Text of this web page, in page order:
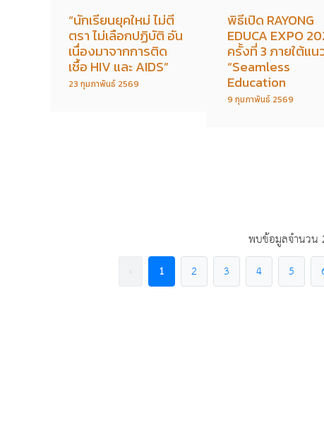
“นักเรียนยุคใหม่ ไม่ตี
ตรา ไม่เลือกปฏิบัติ อัน
เนื่องมาจากการติด
เชื้อ HIV และ AIDS”
23 กุมภาพันธ์ 2569
พิธีเปิด RAYONG
EDUCA EXPO
ครั้งที่ 3 ภายใต้แน
“Seamless
Education
9 กุมภาพันธ์ 2569
พบข้อมูลจำนวน
‹ 1 2 3 4 5